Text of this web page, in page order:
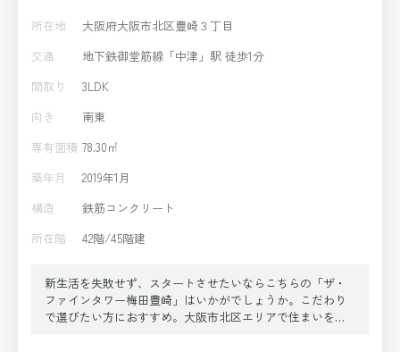
所在地
大阪府大阪市北区豊崎３丁目
交通
地下鉄御堂筋線「中津」駅 徒歩1分
間取り
3LDK
向き
南東
専有面積 78.30㎡
築年月
2019年1月
構造
鉄筋コンクリート
所在階
42階/45階建
新生活を失敗せず、スタートさせたいならこちらの「ザ・
ファインタワー梅田豊崎」はいかがでしょうか。こだわり
で選びたい方におすすめ。大阪市北区エリアで住まいをお